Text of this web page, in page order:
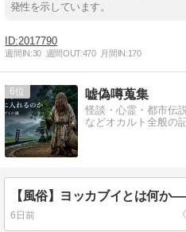
発性を示しています。
2017790
週間IN:30 週間OUT:470 月間IN:170
6 嘘偽噂蒐集
怪談・心霊・都市伝
などオカルト全般の
6日前